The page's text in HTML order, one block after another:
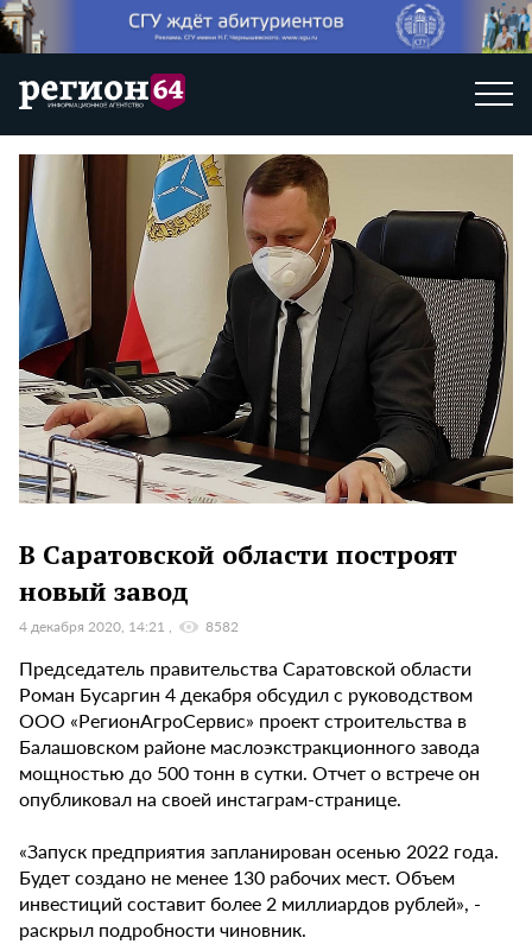
В Саратовской области построят
новый завод
4 декабря 2020, 14:21 8582
Председатель правительства Саратовской области
Роман Бусаргин 4 декабря обсудил с руководством
ООО «РегионАгроСервис» проект строительства в
Балашовском районе маслоэкстракционного завода
мощностью до 500 тонн в сутки. Отчет о встрече он
опубликовал на своей инстаграм-странице.
«Запуск предприятия запланирован осенью 2022 года.
Будет создано не менее 130 рабочих мест. Объем
инвестиций составит более 2 миллиардов рублей», -
раскрыл подробности чиновник.